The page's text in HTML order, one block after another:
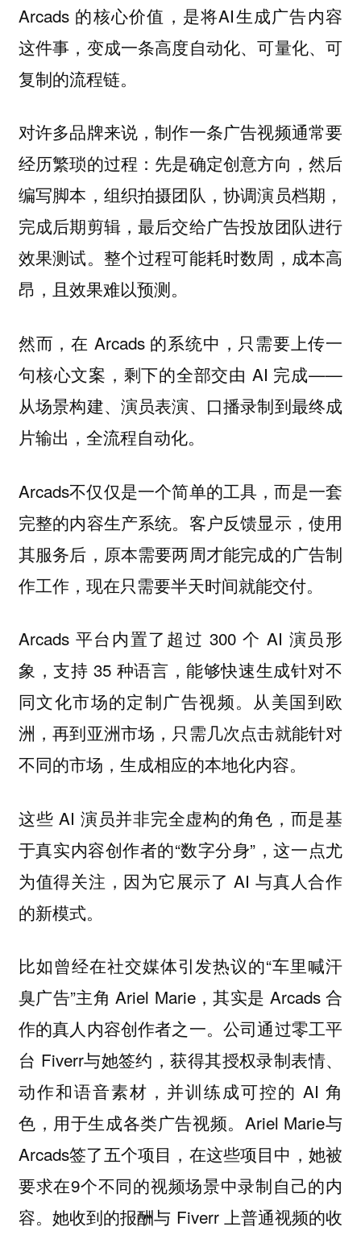
Arcads 的核心价值，是将AI生成广告内容
这件事，变成一条高度自动化、可量化、可
复制的流程链。
对许多品牌来说，制作一条广告视频通常要
经历繁琐的过程：先是确定创意方向，然后
编写脚本，组织拍摄团队，协调演员档期，
完成后期剪辑，最后交给广告投放团队进行
效果测试。整个过程可能耗时数周，成本高
昂，且效果难以预测。
然而，在 Arcads 的系统中，只需要上传一
句核心文案，剩下的全部交由 AI 完成——
从场景构建、演员表演、口播录制到最终成
片输出，全流程自动化。
Arcads不仅仅是一个简单的工具，而是一套
完整的内容生产系统。 客户反馈显示，使用
其服务后，原本需要两周才能完成的广告制
作工作，现在只需要半天时间就能交付。
Arcads 平台内置了超过 300 个 AI 演员形
象，支持 35 种语言，能够快速生成针对不
同文化市场的定制广告视频。从美国到欧
洲，再到亚洲市场，只需几次点击就能针对
不同的市场，生成相应的本地化内容。
这些 AI 演员并非完全虚构的角色，而是基
于真实内容创作者的“数字分身”，这一点尤
为值得关注，因为它展示了 AI 与真人合作
的新模式。
比如曾经在社交媒体引发热议的“车里喊汗
臭广告”主角 Ariel Marie，其实是 Arcads 合
作的真人内容创作者之一。公司通过零工平
台 Fiverr与她签约，获得其授权录制表情、
动作和语音素材，并训练成可控的 AI 角
色，用于生成各类广告视频。Ariel Marie与
Arcads签了五个项目，在这些项目中，她被
要求在9个不同的视频场景中录制自己的内
容。她收到的报酬与 Fiverr 上普通视频的收